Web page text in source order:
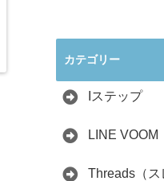
カテゴリー
Iステップ
LINE VOOM
Threads（ス